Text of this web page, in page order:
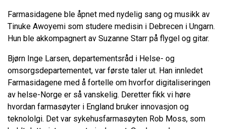
Farmasidagene ble åpnet med nydelig sang og musikk av
Tinuke Awoyemi som studere medisin i Debrecen i Ungarn.
Hun ble akkompagnert av Suzanne Starr på flygel og gitar.
Bjørn Inge Larsen, departementsråd i Helse- og
omsorgsdepartementet, var første taler ut. Han innledet
Farmasidagene med å fortelle om hvorfor digitaliseringen
av helse-Norge er så vanskelig. Deretter fikk vi høre
hvordan farmasøyter i England bruker innovasjon og
teknololgi. Det var sykehusfarmasøyten Rob Moss, som